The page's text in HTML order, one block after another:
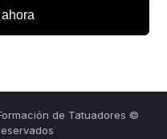
de Tatuadores ©